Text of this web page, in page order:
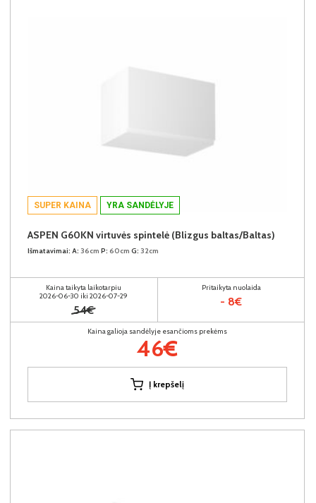
SUPER KAINA YRA SANDĖLYJE
ASPEN G60KN virtuvės spintelė (Blizgus baltas/Baltas)
Išmatavimai: A: 36cm P: 60cm G: 32cm
Kaina taikyta laikotarpiu
2026-06-30 iki 2026-07-29
54€
Pritaikyta nuolaida
- 8€
Kaina galioja sandėlyje esančioms prekėms
46€
Į krepšelį